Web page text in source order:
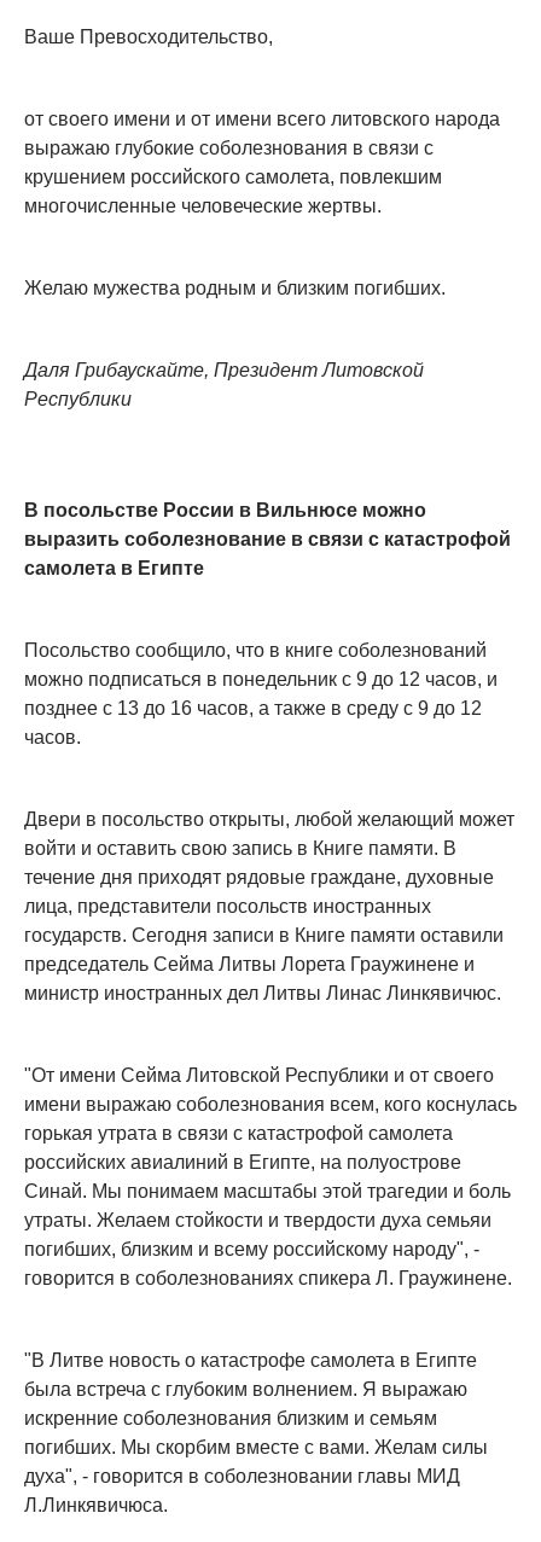
Ваше Превосходительство,
от своего имени и от имени всего литовского народа
выражаю глубокие соболезнования в связи с
крушением российского самолета, повлекшим
многочисленные человеческие жертвы.
Желаю мужества родным и близким погибших.
Даля Грибаускайте, Президент Литовской
Республики
В посольстве России в Вильнюсе можно
выразить соболезнование в связи с катастрофой
самолета в Египте
Посольство сообщило, что в книге соболезнований
можно подписаться в понедельник с 9 до 12 часов, и
позднее с 13 до 16 часов, а также в среду с 9 до 12
часов.
Двери в посольство открыты, любой желающий может
войти и оставить свою запись в Книге памяти. В
течение дня приходят рядовые граждане, духовные
лица, представители посольств иностранных
государств. Сегодня записи в Книге памяти оставили
председатель Сейма Литвы Лорета Граужинене и
министр иностранных дел Литвы Линас Линкявичюс.
"От имени Сейма Литовской Республики и от своего
имени выражаю соболезнования всем, кого коснулась
горькая утрата в связи с катастрофой самолета
российских авиалиний в Египте, на полуострове
Синай. Мы понимаем масштабы этой трагедии и боль
утраты. Желаем стойкости и твердости духа семьяи
погибших, близким и всему российскому народу", -
говорится в соболезнованиях спикера Л. Граужинене.
"В Литве новость о катастрофе самолета в Египте
была встреча с глубоким волнением. Я выражаю
искренние соболезнования близким и семьям
погибших. Мы скорбим вместе с вами. Желам силы
духа", - говорится в соболезновании главы МИД
Л.Линкявичюса.